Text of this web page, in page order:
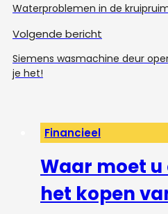
Waterproblemen in de
Volgende bericht
Siemens wasmachine deur
je het!
Financieel
Waar moet
het kopen